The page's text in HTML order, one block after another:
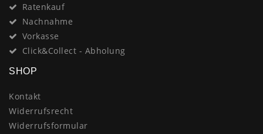
Ratenkauf
Nachnahme
Vorkasse
Click&Collect - Abholung
SHOP
Kontakt
Widerrufsrecht
Widerrufsformular